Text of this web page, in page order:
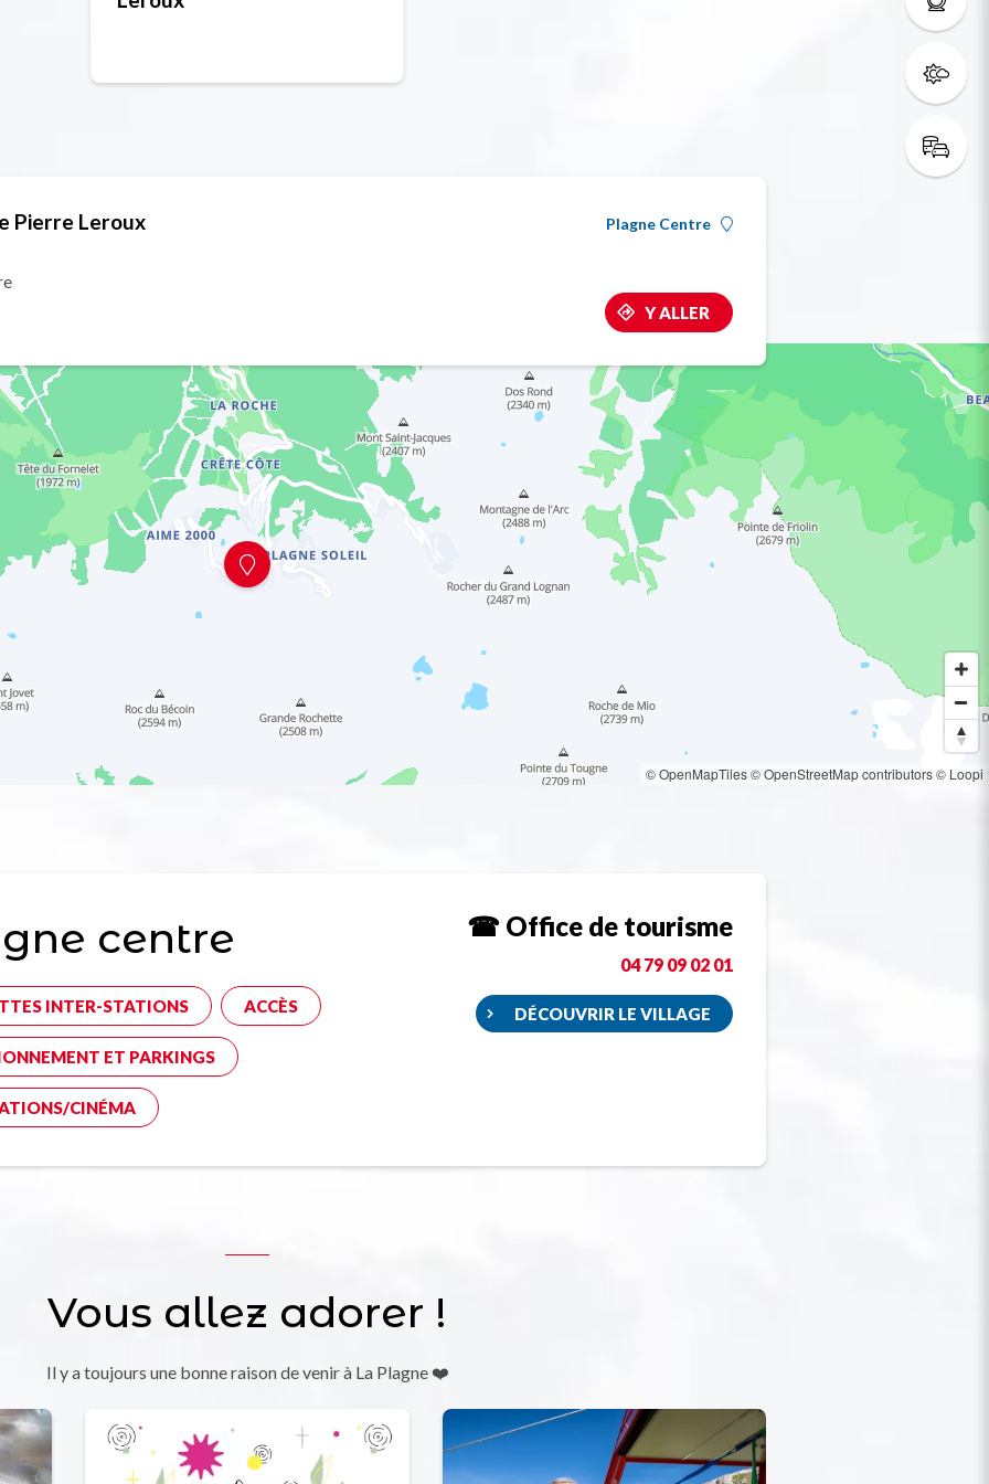
Pierre Leroux Plagne Centre
Y ALLER
© OpenMapTiles© OpenStreetMap contributors© Loopi
centre
INTER-STATIONS ACCÈS
ET PARKINGS
CINÉMA
☎ Office de tourisme
04 79 09 02 01
DÉCOUVRIR LE VILLAGE
Vous allez adorer !
Il y a toujours une bonne raison de venir à La Plagne ❤️